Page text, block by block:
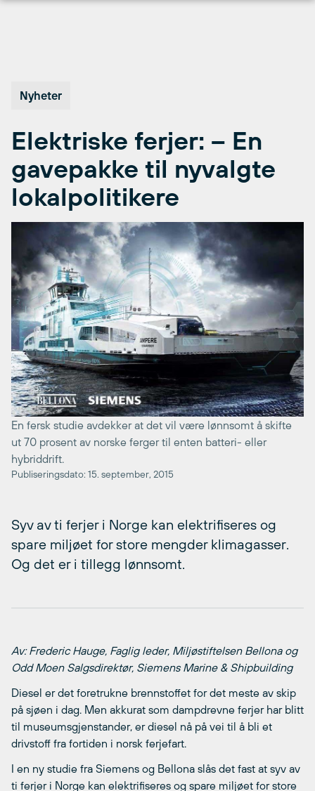
Nyheter
Elektriske ferjer: – En
gavepakke til nyvalgte
lokalpolitikere
En fersk studie avdekker at det vil være lønnsomt å skifte
ut 70 prosent av norske ferger til enten batteri- eller
hybriddrift.
Publiseringsdato: 15. september, 2015
Syv av ti ferjer i Norge kan elektrifiseres og
spare miljøet for store mengder klimagasser.
Og det er i tillegg lønnsomt.
Av: Frederic Hauge, Faglig leder, Miljøstiftelsen Bellona og
Odd Moen Salgsdirektør, Siemens Marine & Shipbuilding
Diesel er det foretrukne brennstoffet for det meste av skip
på sjøen i dag. Men akkurat som dampdrevne ferjer har blitt
til museumsgjenstander, er diesel nå på vei til å bli et
drivstoff fra fortiden i norsk ferjefart.
I en ny studie fra Siemens og Bellona slås det fast at syv av
ti ferjer i Norge kan elektrifiseres og spare miljøet for store